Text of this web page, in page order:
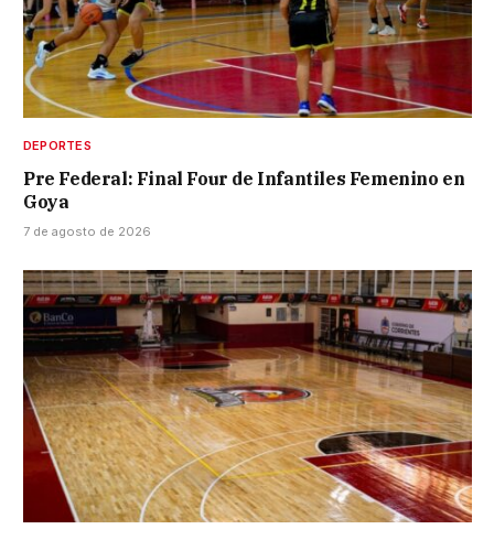
DEPORTES
Pre Federal: Final Four de Infantiles Femenino en
Goya
7 de agosto de 2026